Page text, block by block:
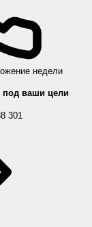
недели
под ваши цели
301